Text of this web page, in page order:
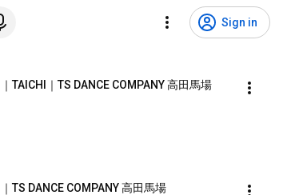
Sign in
｜TS DANCE COMPANY 高田馬場
TS DANCE COMPANY 高田馬場